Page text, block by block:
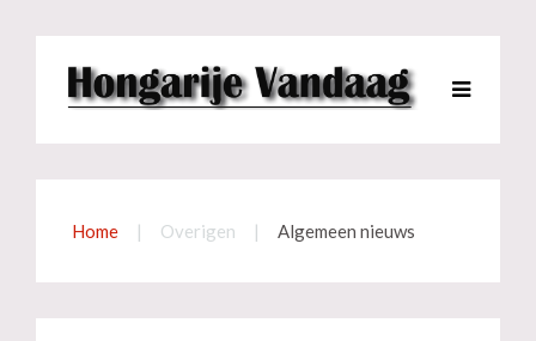
Home Overigen Algemeen nieuws